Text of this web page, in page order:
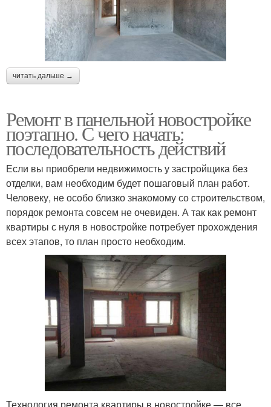
читать дальше →
Ремонт в панельной новостройке
поэтапно. С чего начать:
последовательность действий
Если вы приобрели недвижимость у застройщика без
отделки, вам необходим будет пошаговый план работ.
Человеку, не особо близко знакомому со строительством,
порядок ремонта совсем не очевиден. А так как ремонт
квартиры с нуля в новостройке потребует прохождения
всех этапов, то план просто необходим.
Технология ремонта квартиры в новостройке — все